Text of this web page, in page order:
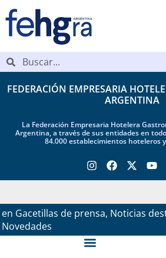
FEDERACIÓN EMPRESARIA
ARGENTINA
La Federación Empresaria Hotelera
Argentina, a través de sus entidades en
84.000 establecimientos hoteleros
20 November, 2025
en Gacetillas de prensa, Noticias
Novedades